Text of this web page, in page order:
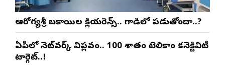
ఆరోగ్యశ్రీ బకాయిల క్లియరెన్స్.. గాడిలో పడుతోందా..?
ఏపీలో నెట్‌వర్క్ విప్లవం.. 100 శాతం టెలికాం కనెక్టివిటీ
టార్గెట్..!